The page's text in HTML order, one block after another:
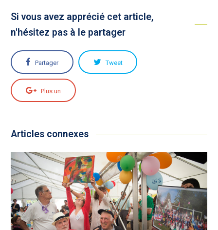
Si vous avez apprécié cet article,
n'hésitez pas à le partager
Partager Tweet
Plus un
Articles connexes